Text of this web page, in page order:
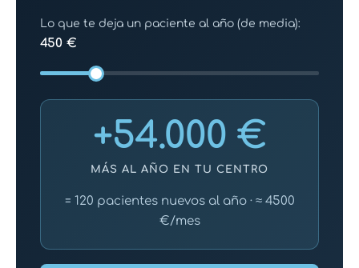
Lo que te deja un paciente al año (de media):
450 €
+54.000 €
MÁS AL AÑO EN TU CENTRO
= 120 pacientes nuevos al año · ≈ 4500
€/mes